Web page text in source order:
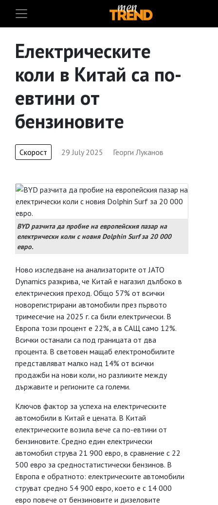
Електрическите
коли в Китай са по-
евтини от
бензиновите
Скорост 29 July 2025 Георги Луканов
BYD разчита да пробие на европейския пазар на
електрически коли с новия Dolphin Surf за 20 000
евро.
Ново изследване на анализаторите от JATO
Dynamics разкрива, че Китай е нагазил дълбоко в
електрическия преход. Общо 57% от всички
новорегистрирани автомобили през първото
тримесечие на 2025 г. са били електрически. В
Европа този процент е 22%, а в САЩ само 12%.
Всички останали са под границата от два
процента. В световен мащаб електромобилите
представляват малко над 14% от всички
продажби на нови коли, но разликите между
държавите и регионите са големи.
Ключов фактор за успеха на електрическите
автомобили в Китай е цената. В Китай
електрическите возила вече са по-евтини от
бензиновите. Средно един електрически
автомобил струва 21 900 евро, в сравнение с 22
500 евро за средностатистически бензинов. В
Европа е обратното: електрическите автомобили
струват средно 54 900 евро, което е с 14 000
евро повече от бензиновите и дизеловите